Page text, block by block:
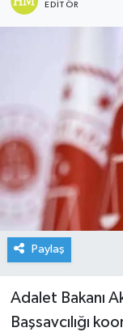
EDITÖR
Paylaş
Adalet Bakanı
Başsavcılığı